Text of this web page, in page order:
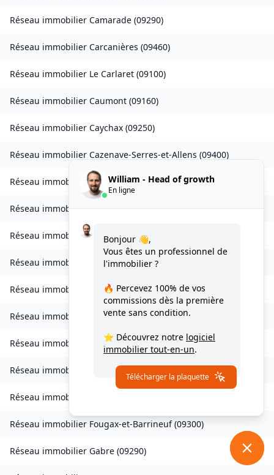
Réseau immobilier Camarade (09290)
Réseau immobilier Carcanières (09460)
Réseau immobilier Le Carlaret (09100)
Réseau immobilier Caumont (09160)
Réseau immobilier Caychax (09250)
Réseau immobilier Cazenave-Serres-et-Allens (09400)
Réseau immobilierCelles(09000)
Réseau immobilierChâteau-Verdun(09310)
Réseau immobilierClermont(09420
Réseau immobilier Coussa(09120)
Réseau immobilier Daumazan-sur-Arize( 09350)
Réseau immobilier Esplas(09700)
Réseau immobilier Esplas-de-Sérou( 09420 )
Réseau immobilier Eycheil
Réseau immobilier
Réseau immobilier Fougax-et-Barrineuf(09300)
Réseau immobilier Gabre (09290)
William - Head of growth
En ligne
Bonjour 👋,
Vous êtes un professionnel de
l'immobilier ?
🔥 Percevez 100% de vos
commissions dès la première
vente sans condition.
⭐ Découvrez notre logiciel
immobilier tout-en-un.
Télécharger la plaquette